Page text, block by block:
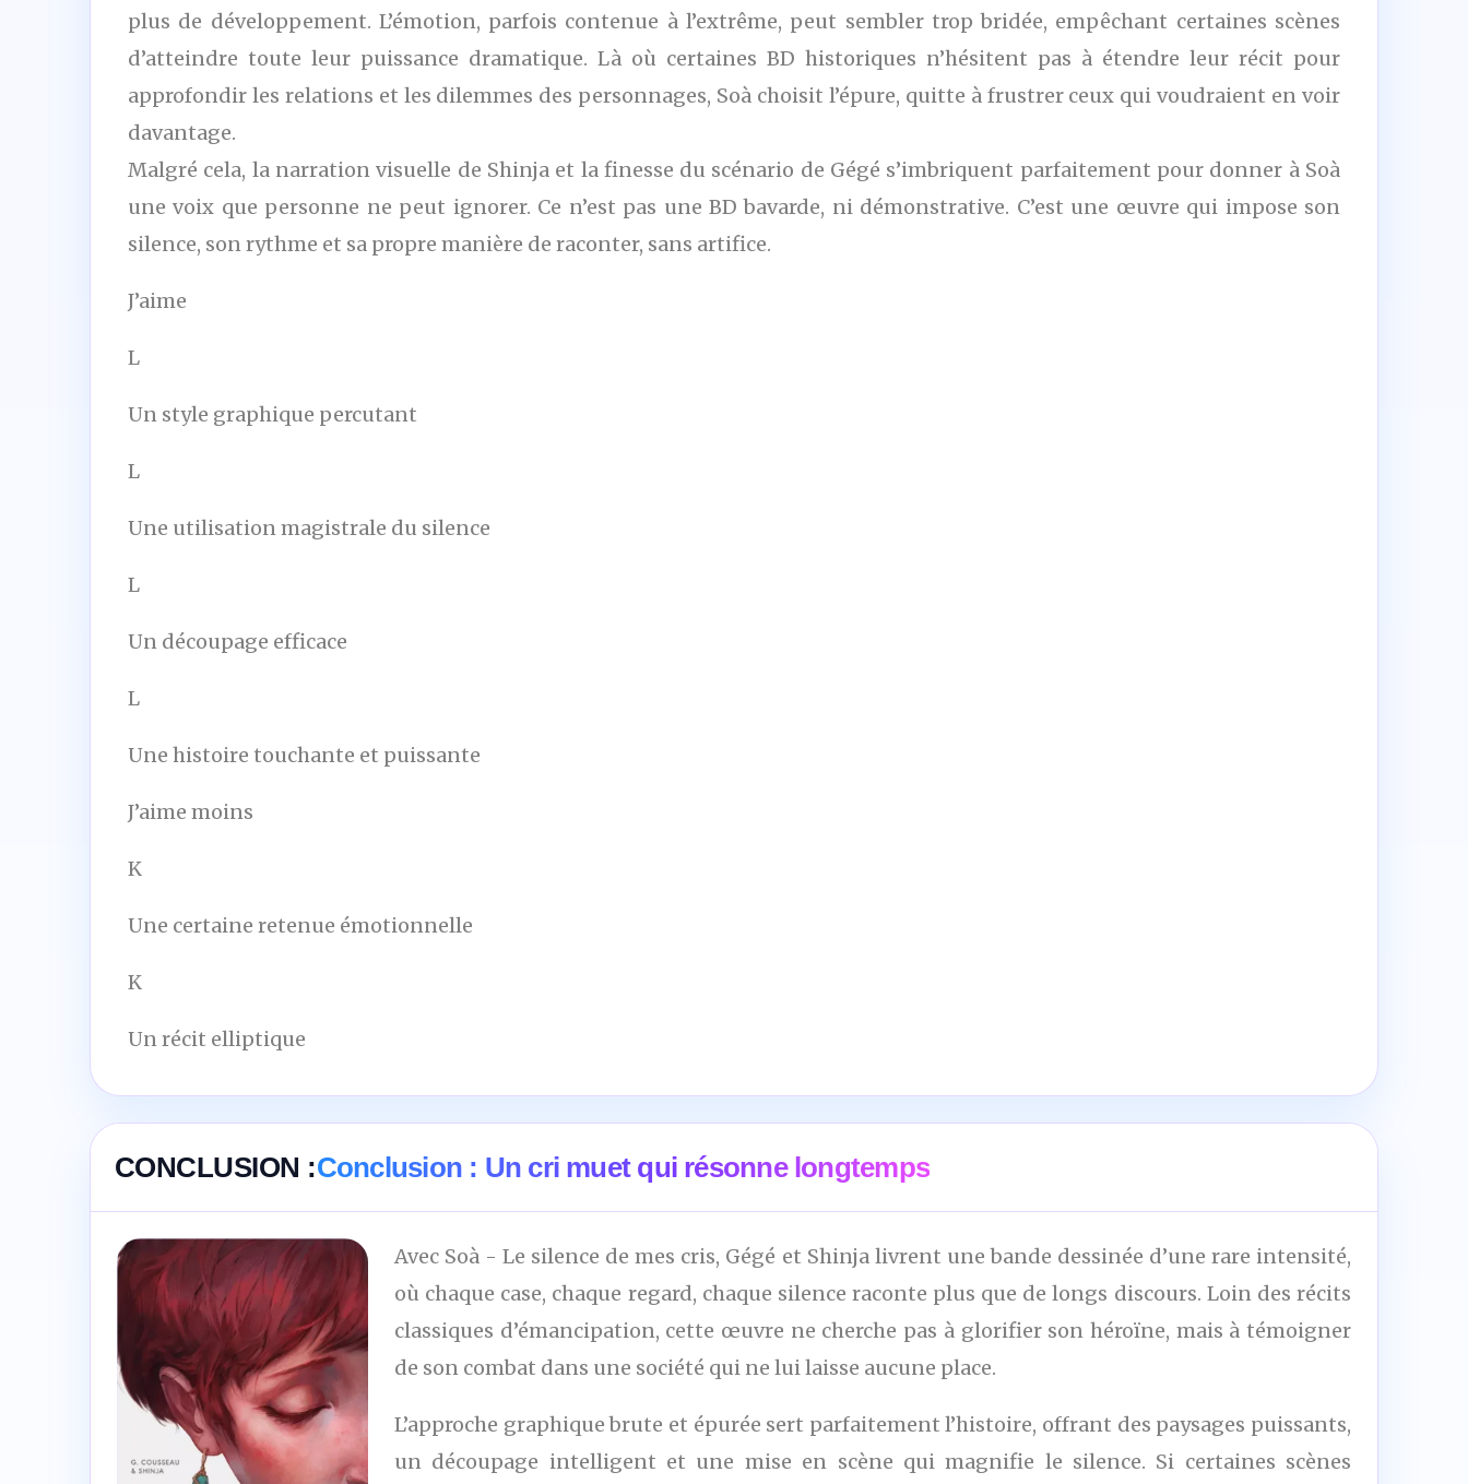
plus de développement. L’émotion, parfois contenue à l’extrême, peut sembler trop bridée, empêchant certaines scènes
d’atteindre toute leur puissance dramatique. Là où certaines BD historiques n’hésitent pas à étendre leur récit pour
approfondir les relations et les dilemmes des personnages, Soà choisit l’épure, quitte à frustrer ceux qui voudraient en voir
davantage.
Malgré cela, la narration visuelle de Shinja et la finesse du scénario de Gégé s’imbriquent parfaitement pour donner à Soà
une voix que personne ne peut ignorer. Ce n’est pas une BD bavarde, ni démonstrative. C’est une œuvre qui impose son
silence, son rythme et sa propre manière de raconter, sans artifice.
J’aime
L
Un style graphique percutant
L
Une utilisation magistrale du silence
L
Un découpage efficace
L
Une histoire touchante et puissante
J’aime moins
K
Une certaine retenue émotionnelle
K
Un récit elliptique
CONCLUSION :Conclusion : Un cri muet qui résonne longtemps
Avec Soà - Le silence de mes cris, Gégé et Shinja livrent une bande dessinée d’une rare intensité,
où chaque case, chaque regard, chaque silence raconte plus que de longs discours. Loin des récits
classiques d’émancipation, cette œuvre ne cherche pas à glorifier son héroïne, mais à témoigner
de son combat dans une société qui ne lui laisse aucune place.
L’approche graphique brute et épurée sert parfaitement l’histoire, offrant des paysages puissants,
un découpage intelligent et une mise en scène qui magnifie le silence. Si certaines scènes